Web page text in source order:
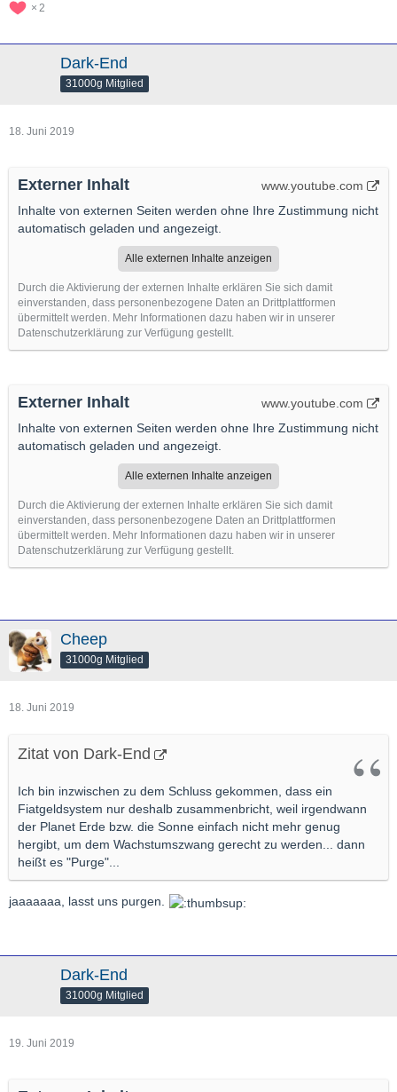
2
Dark-End
31000g Mitglied
18. Juni 2019
Externer Inhalt
www.youtube.com
Inhalte von externen Seiten werden ohne Ihre Zustimmung nicht
automatisch geladen und angezeigt.
Alle externen Inhalte anzeigen
Durch die Aktivierung der externen Inhalte erklären Sie sich damit
einverstanden, dass personenbezogene Daten an Drittplattformen
übermittelt werden. Mehr Informationen dazu haben wir in unserer
Datenschutzerklärung zur Verfügung gestellt.
Externer Inhalt
www.youtube.com
Inhalte von externen Seiten werden ohne Ihre Zustimmung nicht
automatisch geladen und angezeigt.
Alle externen Inhalte anzeigen
Durch die Aktivierung der externen Inhalte erklären Sie sich damit
einverstanden, dass personenbezogene Daten an Drittplattformen
übermittelt werden. Mehr Informationen dazu haben wir in unserer
Datenschutzerklärung zur Verfügung gestellt.
Cheep
31000g Mitglied
18. Juni 2019
Zitat von Dark-End
Ich bin inzwischen zu dem Schluss gekommen, dass ein
Fiatgeldsystem nur deshalb zusammenbricht, weil irgendwann
der Planet Erde bzw. die Sonne einfach nicht mehr genug
hergibt, um dem Wachstumszwang gerecht zu werden... dann
heißt es "Purge"...
jaaaaaaa, lasst uns purgen.
Dark-End
31000g Mitglied
19. Juni 2019